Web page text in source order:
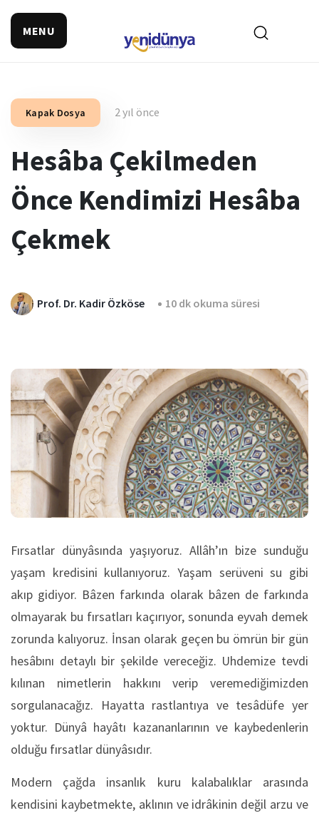
MENU
Kapak Dosya 2 yıl önce
Hesâba Çekilmeden
Önce Kendimizi Hesâba
Çekmek
Prof. Dr. Kadir Özköse 10 dk okuma süresi
Fırsatlar dünyâsında yaşıyoruz. Allâh’ın bize sunduğu
yaşam kredisini kullanıyoruz. Yaşam serüveni su gibi
akıp gidiyor. Bâzen farkında olarak bâzen de farkında
olmayarak bu fırsatları kaçırıyor, sonunda eyvah demek
zorunda kalıyoruz. İnsan olarak geçen bu ömrün bir gün
hesâbını detaylı bir şekilde vereceğiz. Uhdemize tevdi
kılınan nimetlerin hakkını verip veremediğimizden
sorgulanacağız. Hayatta rastlantıya ve tesâdüfe yer
yoktur. Dünyâ hayâtı kazananlarının ve kaybedenlerin
olduğu fırsatlar dünyâsıdır.
Modern çağda insanlık kuru kalabalıklar arasında
kendisini kaybetmekte, aklının ve idrâkinin değil arzu ve